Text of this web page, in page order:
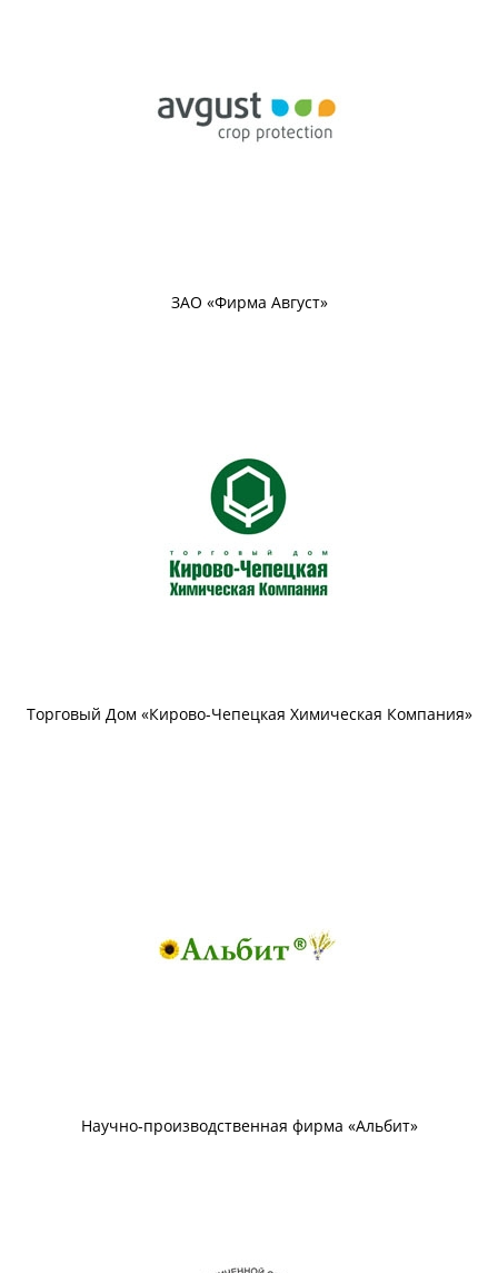
ЗАО «Фирма Август»
Торговый Дом «Кирово-Чепецкая Химическая Компания»
Научно-производственная фирма «Альбит»